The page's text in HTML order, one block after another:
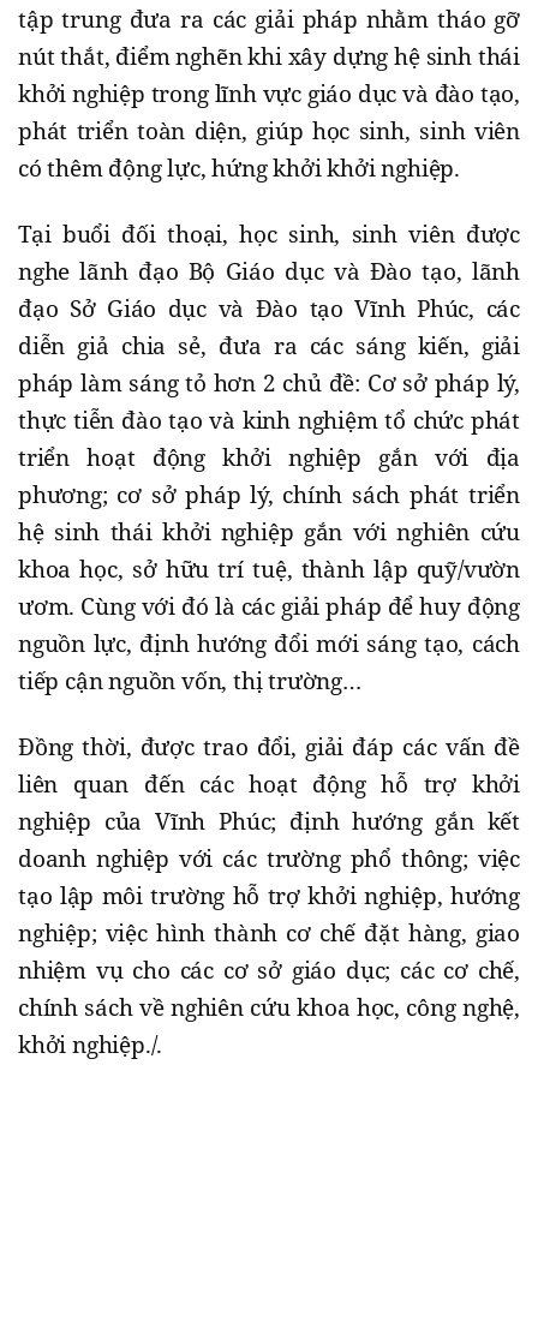
tập trung đưa ra các giải pháp nhằm tháo gỡ
nút thắt, điểm nghẽn khi xây dựng hệ sinh thái
khởi nghiệp trong lĩnh vực giáo dục và đào tạo,
phát triển toàn diện, giúp học sinh, sinh viên
có thêm động lực, hứng khởi khởi nghiệp.
Tại buổi đối thoại, học sinh, sinh viên được
nghe lãnh đạo Bộ Giáo dục và Đào tạo, lãnh
đạo Sở Giáo dục và Đào tạo Vĩnh Phúc, các
diễn giả chia sẻ, đưa ra các sáng kiến, giải
pháp làm sáng tỏ hơn 2 chủ đề: Cơ sở pháp lý,
thực tiễn đào tạo và kinh nghiệm tổ chức phát
triển hoạt động khởi nghiệp gắn với địa
phương; cơ sở pháp lý, chính sách phát triển
hệ sinh thái khởi nghiệp gắn với nghiên cứu
khoa học, sở hữu trí tuệ, thành lập quỹ/vườn
ươm. Cùng với đó là các giải pháp để huy động
nguồn lực, định hướng đổi mới sáng tạo, cách
tiếp cận nguồn vốn, thị trường…
Đồng thời, được trao đổi, giải đáp các vấn đề
liên quan đến các hoạt động hỗ trợ khởi
nghiệp của Vĩnh Phúc; định hướng gắn kết
doanh nghiệp với các trường phổ thông; việc
tạo lập môi trường hỗ trợ khởi nghiệp, hướng
nghiệp; việc hình thành cơ chế đặt hàng, giao
nhiệm vụ cho các cơ sở giáo dục; các cơ chế,
chính sách về nghiên cứu khoa học, công nghệ,
khởi nghiệp./.